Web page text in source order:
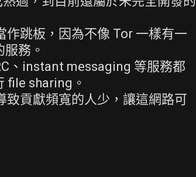
跳板，因為不像 Tor 一樣有一
務。
、instant messaging 等服務都
file sharing。
貢獻頻寬的人少，讓這網路可